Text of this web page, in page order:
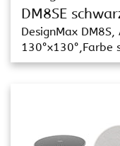
DM8SE
DesignMax
130°x130°,Farbe